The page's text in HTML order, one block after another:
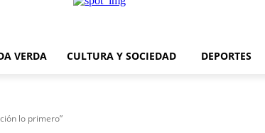
VERDA CULTURA Y SOCIEDAD DEPORTES
lo primero”